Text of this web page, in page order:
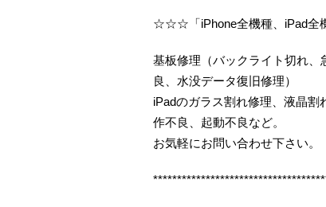
☆☆☆「iPhone全機種、iPad
基板修理（バックライト切れ
良、水没データ復旧修理）
iPadのガラス割れ修理、液晶
作不良、起動不良など。
お気軽にお問い合わせ下さい。